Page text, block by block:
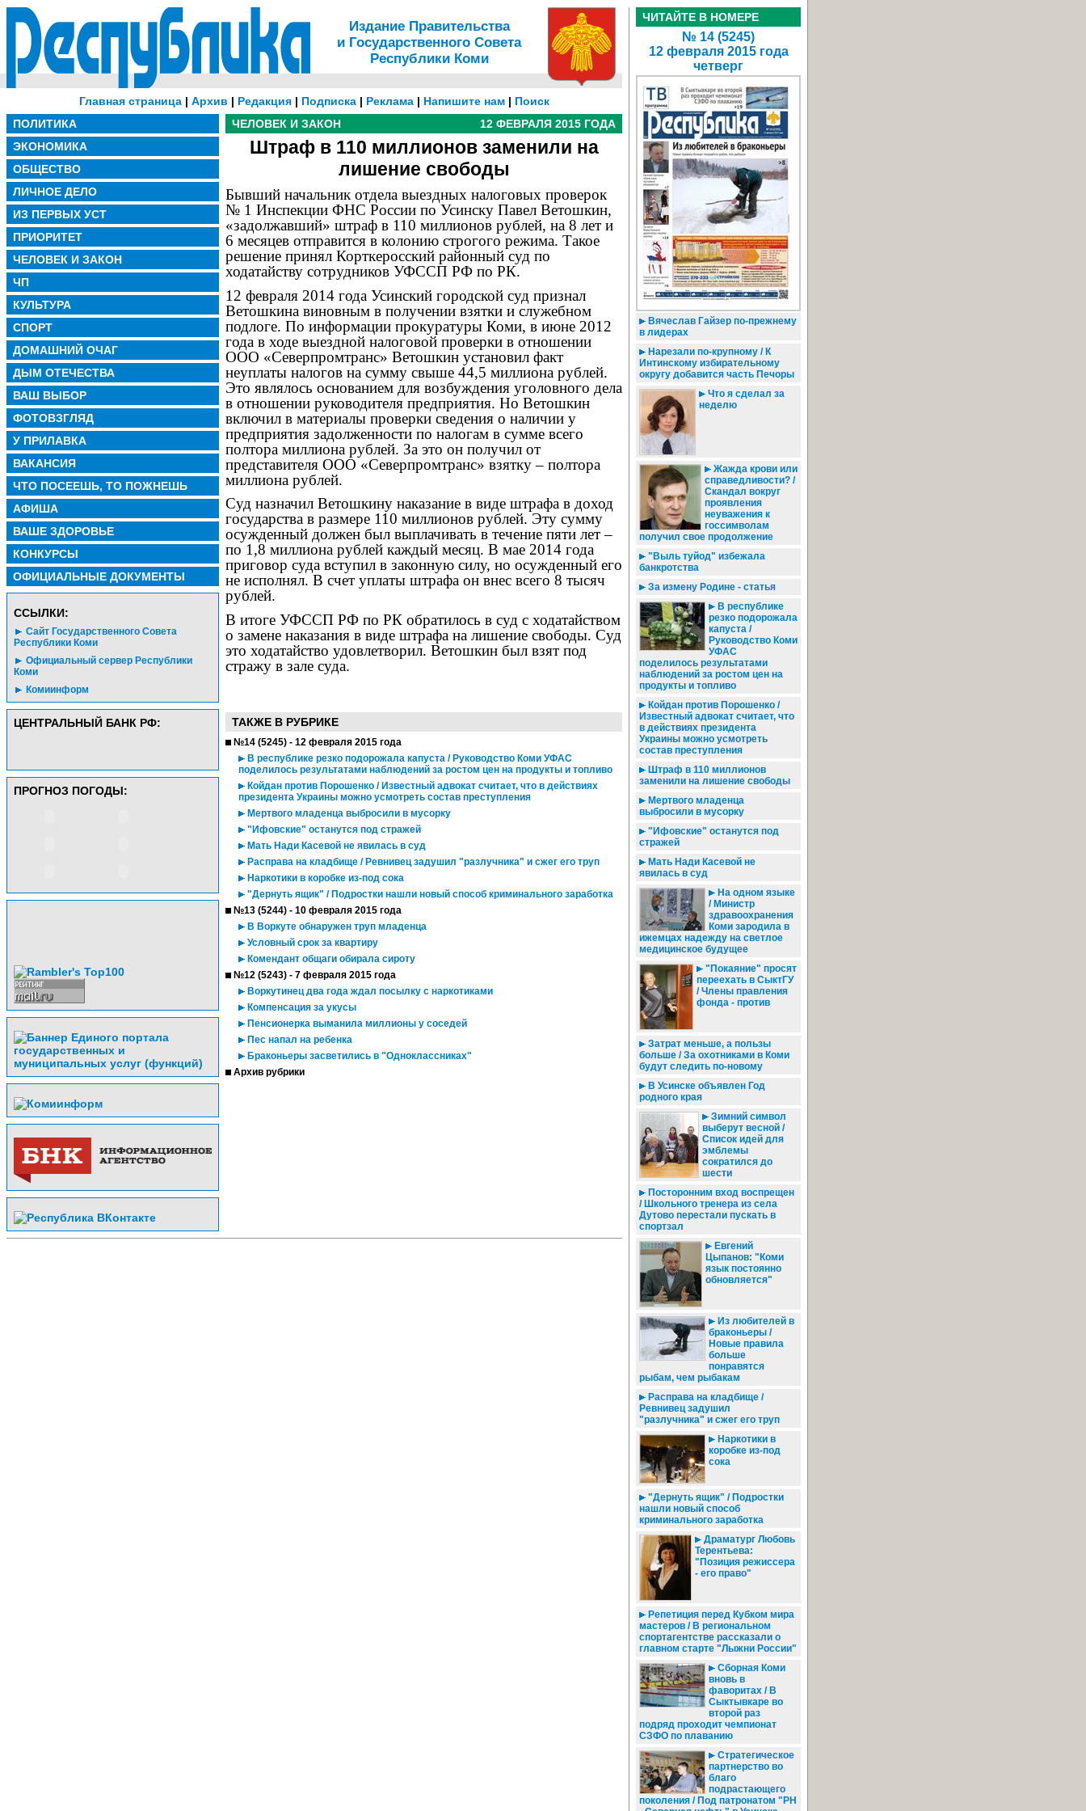
Издание Правительства
и Государственного Совета
Республики Коми
Главная страница | Архив | Редакция | Подписка | Реклама | Напишите нам | Поиск
ПОЛИТИКА
ЭКОНОМИКА
ОБЩЕСТВО
ЛИЧНОЕ ДЕЛО
ИЗ ПЕРВЫХ УСТ
ПРИОРИТЕТ
ЧЕЛОВЕК И ЗАКОН
ЧП
КУЛЬТУРА
СПОРТ
ДОМАШНИЙ ОЧАГ
ДЫМ ОТЕЧЕСТВА
ВАШ ВЫБОР
ФОТОВЗГЛЯД
У ПРИЛАВКА
ВАКАНСИЯ
ЧТО ПОСЕЕШЬ, ТО ПОЖНЕШЬ
АФИША
ВАШЕ ЗДОРОВЬЕ
КОНКУРСЫ
ОФИЦИАЛЬНЫЕ ДОКУМЕНТЫ
CСЫЛКИ:
Сайт Государственного Совета
Республики Коми
Официальный сервер Республики
Коми
Комиинформ
ЦЕНТРАЛЬНЫЙ БАНК РФ:
ПРОГНОЗ ПОГОДЫ:
ЧЕЛОВЕК И ЗАКОН 12 ФЕВРАЛЯ 2015 ГОДА
Штраф в 110 миллионов заменили на
лишение свободы
Бывший начальник отдела выездных налоговых проверок
№ 1 Инспекции ФНС России по Усинску Павел Ветошкин,
«задолжавший» штраф в 110 миллионов рублей, на 8 лет и
6 месяцев отправится в колонию строгого режима. Такое
решение принял Корткеросский районный суд по
ходатайству сотрудников УФССП РФ по РК.
12 февраля 2014 года Усинский городской суд признал
Ветошкина виновным в получении взятки и служебном
подлоге. По информации прокуратуры Коми, в июне 2012
года в ходе выездной налоговой проверки в отношении
ООО «Северпромтранс» Ветошкин установил факт
неуплаты налогов на сумму свыше 44,5 миллиона рублей.
Это являлось основанием для возбуждения уголовного дела
в отношении руководителя предприятия. Но Ветошкин
включил в материалы проверки сведения о наличии у
предприятия задолженности по налогам в сумме всего
полтора миллиона рублей. За это он получил от
представителя ООО «Северпромтранс» взятку – полтора
миллиона рублей.
Суд назначил Ветошкину наказание в виде штрафа в доход
государства в размере 110 миллионов рублей. Эту сумму
осужденный должен был выплачивать в течение пяти лет –
по 1,8 миллиона рублей каждый месяц. В мае 2014 года
приговор суда вступил в законную силу, но осужденный его
не исполнял. В счет уплаты штрафа он внес всего 8 тысяч
рублей.
В итоге УФССП РФ по РК обратилось в суд с ходатайством
о замене наказания в виде штрафа на лишение свободы. Суд
это ходатайство удовлетворил. Ветошкин был взят под
стражу в зале суда.
ТАКЖЕ В РУБРИКЕ
№14 (5245) - 12 февраля 2015 года
В республике резко подорожала капуста / Руководство Коми УФАС
поделилось результатами наблюдений за ростом цен на продукты и топливо
Койдан против Порошенко / Известный адвокат считает, что в действиях
президента Украины можно усмотреть состав преступления
Мертвого младенца выбросили в мусорку
"Ифовские" останутся под стражей
Мать Нади Касевой не явилась в суд
Расправа на кладбище / Ревнивец задушил "разлучника" и сжег его труп
Наркотики в коробке из-под сока
"Дернуть ящик" / Подростки нашли новый способ криминального заработка
№13 (5244) - 10 февраля 2015 года
В Воркуте обнаружен труп младенца
Условный срок за квартиру
Комендант общаги обирала сироту
№12 (5243) - 7 февраля 2015 года
Воркутинец два года ждал посылку с наркотиками
Компенсация за укусы
Пенсионерка выманила миллионы у соседей
Пес напал на ребенка
Браконьеры засветились в "Одноклассниках"
Архив рубрики
ЧИТАЙТЕ В НОМЕРЕ
№ 14 (5245)
12 февраля 2015 года
четверг
Вячеслав Гайзер по-прежнему
в лидерах
Нарезали по-крупному / К
Интинскому избирательному
округу добавится часть Печоры
Что я сделал за
неделю
Жажда крови или
справедливости? /
Скандал вокруг
проявления
неуважения к
госсимволам
получил свое продолжение
"Выль туйод" избежала
банкротства
За измену Родине - статья
В республике
резко подорожала
капуста /
Руководство Коми
УФАС
поделилось результатами
наблюдений за ростом цен на
продукты и топливо
Койдан против Порошенко /
Известный адвокат считает, что
в действиях президента
Украины можно усмотреть
состав преступления
Штраф в 110 миллионов
заменили на лишение свободы
Мертвого младенца
выбросили в мусорку
"Ифовские" останутся под
стражей
Мать Нади Касевой не
явилась в суд
На одном языке
/ Министр
здравоохранения
Коми зародила в
ижемцах надежду на светлое
медицинское будущее
"Покаяние" просят
переехать в СыктГУ
/ Члены правления
фонда - против
Затрат меньше, а пользы
больше / За охотниками в Коми
будут следить по-новому
В Усинске объявлен Год
родного края
Зимний символ
выберут весной /
Список идей для
эмблемы
сократился до
шести
Посторонним вход воспрещен
/ Школьного тренера из села
Дутово перестали пускать в
спортзал
Евгений
Цыпанов: "Коми
язык постоянно
обновляется"
Из любителей в
браконьеры /
Новые правила
больше
понравятся
рыбам, чем рыбакам
Расправа на кладбище /
Ревнивец задушил
"разлучника" и сжег его труп
Наркотики в
коробке из-под
сока
"Дернуть ящик" / Подростки
нашли новый способ
криминального заработка
Драматург Любовь
Терентьева:
"Позиция режиссера
- его право"
Репетиция перед Кубком мира
мастеров / В региональном
спортагентстве рассказали о
главном старте "Лыжни России"
Сборная Коми
вновь в
фаворитах / В
Сыктывкаре во
второй раз
подряд проходит чемпионат
СЗФО по плаванию
Стратегическое
партнерство во
благо
подрастающего
поколения / Под патронатом "РН